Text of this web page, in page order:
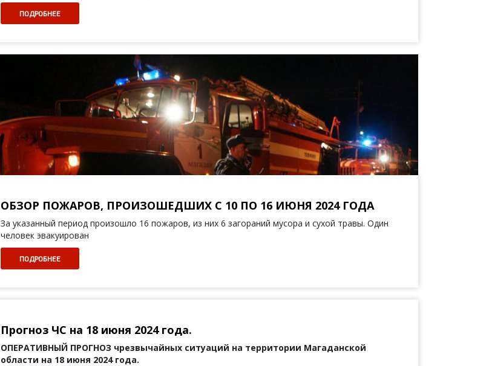
ПОДРОБНЕЕ
ОБЗОР ПОЖАРОВ, ПРОИЗОШЕДШИХ С 10 ПО 16 ИЮНЯ 2024 ГОДА
За указанный период произошло 16 пожаров, из них 6 загораний мусора и сухой травы. Один
человек эвакуирован
ПОДРОБНЕЕ
Прогноз ЧС на 18 июня 2024 года.
ОПЕРАТИВНЫЙ ПРОГНОЗ чрезвычайных ситуаций на территории Магаданской
области на 18 июня 2024 года.